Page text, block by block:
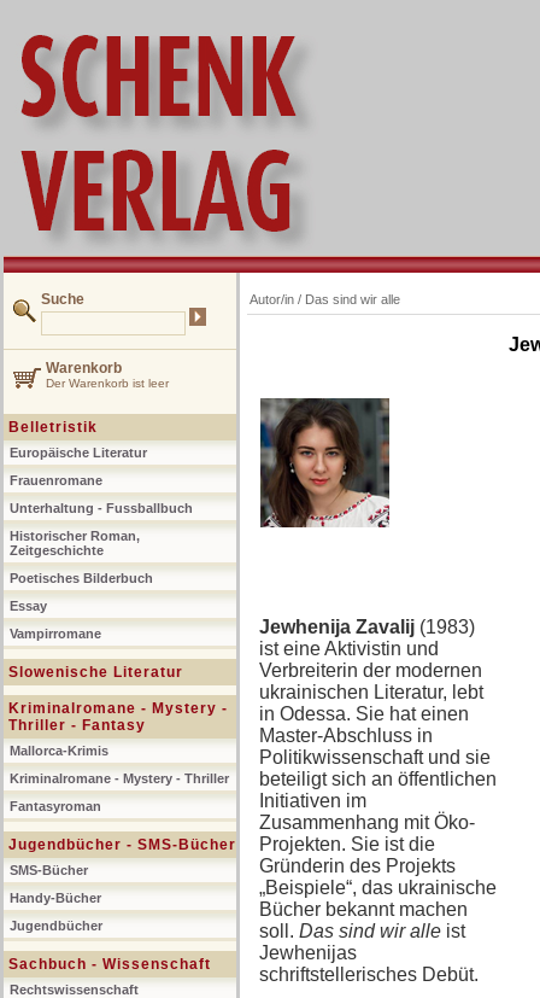
Suche
Warenkorb
Der Warenkorb ist leer
Belletristik
Europäische Literatur
Frauenromane
Unterhaltung - Fussballbuch
Historischer Roman,
Zeitgeschichte
Poetisches Bilderbuch
Essay
Vampirromane
Slowenische Literatur
Kriminalromane - Mystery -
Thriller - Fantasy
Mallorca-Krimis
Kriminalromane - Mystery - Thriller
Fantasyroman
Jugendbücher - SMS-Bücher
SMS-Bücher
Handy-Bücher
Jugendbücher
Sachbuch - Wissenschaft
Rechtswissenschaft
Autor/in / Das sind wir alle
Jewhenija Zavalij (1983)
ist eine Aktivistin und
Verbreiterin der modernen
ukrainischen Literatur, lebt
in Odessa. Sie hat einen
Master-Abschluss in
Politikwissenschaft und sie
beteiligt sich an öffentlichen
Initiativen im
Zusammenhang mit Öko-
Projekten. Sie ist die
Gründerin des Projekts
„Beispiele“, das ukrainische
Bücher bekannt machen
soll. Das sind wir alle ist
Jewhenijas
schriftstellerisches Debüt.